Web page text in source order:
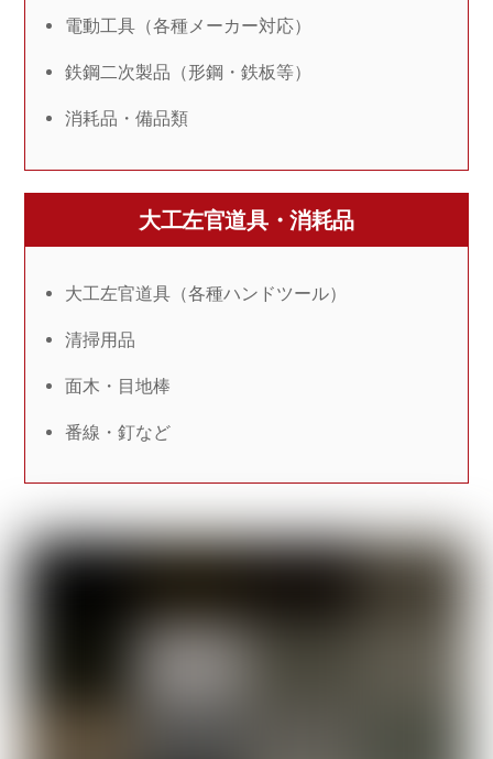
電動工具（各種メーカー対応）
鉄鋼二次製品（形鋼・鉄板等）
消耗品・備品類
大工左官道具・消耗品
大工左官道具（各種ハンドツール）
清掃用品
面木・目地棒
番線・釘など